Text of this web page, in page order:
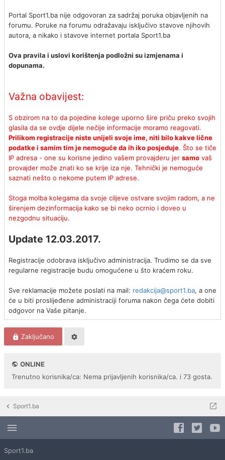
Portal Sport1.ba nije odgovoran za sadržaj poruka objavljenih na
forumu. Poruke na forumu odražavaju isključivo stavove njihovih
autora, a nikako i stavove internet portala Sport1.ba
Ova pravila i uslovi korištenja podložni su izmjenama i
dopunama.
Važna obavijest:
S obzirom na to da pojedine kolege uporno šire priču preko svojih
glasila da se ovdje dijele nečije informacije moramo reagovati.
Prilikom registracije niste unijeli svoje ime, niti bilo kakve lične
podatke i samim tim je nemoguće da ih iko posjeduje. Što se tiče
IP adresa - one su korisne jedino vašem provajderu jer samo vaš
provajder može znati ko se krije iza nje. Tehnički je nemoguće
saznati nešto o nekome putem IP adrese.
Stoga molba kolegama da svoje ciljeve ostvare svojim radom, a ne
širenjem dezinformacija kako se bi neko ocrnio i doveo u
nezgodnu situaciju.
Update 12.03.2017.
Registracije odobrava isključivo administracija. Trudimo se da sve
regularne registracije budu omogućene u što kraćem roku.
Sve reklamacije možete poslati na mail: redakcija@sport1.ba, a one
će u biti proslijeđene administraciji foruma nakon čega ćete dobiti
odgovor na Vaše pitanje.
Zaključano
ONLINE
Trenutno korisnika/ca: Nema prijavljenih korisnika/ca. i 73 gosta.
Sport1.ba
Sport1.ba